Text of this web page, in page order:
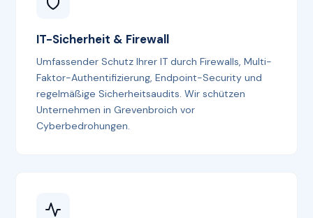
IT-Sicherheit & Firewall
Umfassender Schutz Ihrer IT durch Firewalls, Multi-
Faktor-Authentifizierung, Endpoint-Security und
regelmäßige Sicherheitsaudits. Wir schützen
Unternehmen in Grevenbroich vor
Cyberbedrohungen.